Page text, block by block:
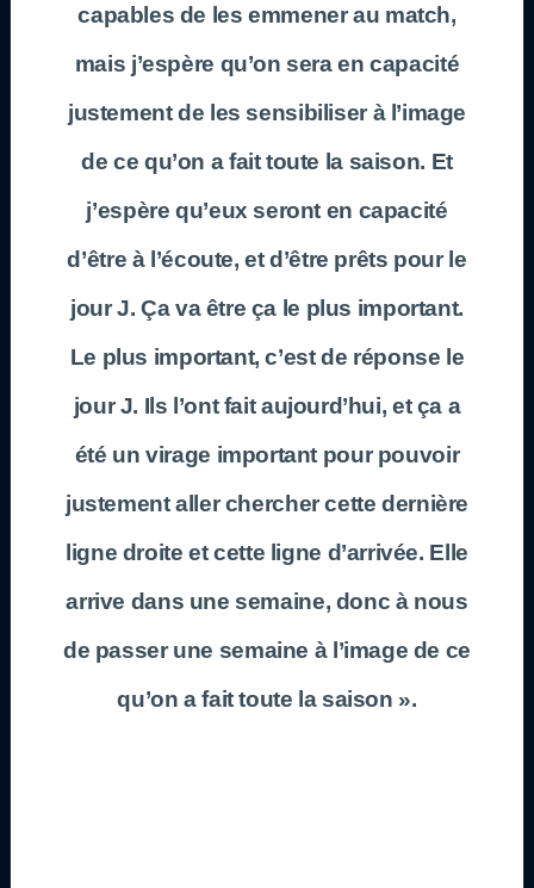
capables de les emmener au match,
mais j’espère qu’on sera en capacité
justement de les sensibiliser à l’image
de ce qu’on a fait toute la saison. Et
j’espère qu’eux seront en capacité
d’être à l’écoute, et d’être prêts pour le
jour J. Ça va être ça le plus important.
Le plus important, c’est de réponse le
jour J. Ils l’ont fait aujourd’hui, et ça a
été un virage important pour pouvoir
justement aller chercher cette dernière
ligne droite et cette ligne d’arrivée. Elle
arrive dans une semaine, donc à nous
de passer une semaine à l’image de ce
qu’on a fait toute la saison ».